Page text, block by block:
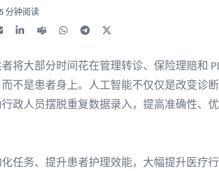
分钟阅读
电子邮件LinkedInTeams WhatsAppTelegram
将大部分时间花在管理转诊、保险理赔和
不是患者身上。人工智能不仅仅是改变诊
政人员摆脱重复数据录入，提高准确性、
任务、提升患者护理效能，大幅提升医疗行